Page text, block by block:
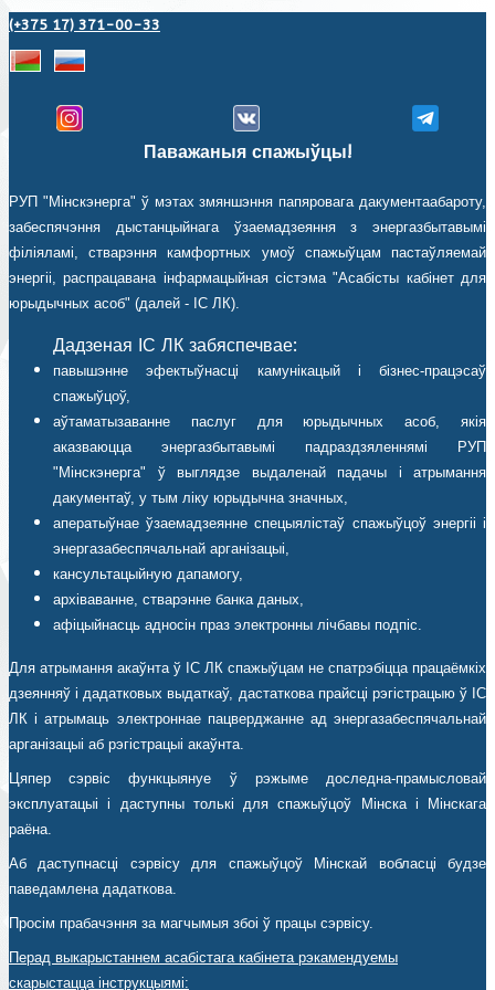
(+375 17) 371-00-33
Паважаныя спажыўцы!
РУП "Мінскэнерга" ў мэтах змяншэння папяровага дакументаабароту,
забеспячэння дыстанцыйнага ўзаемадзеяння з энергазбытавымі
філіяламі, стварэння камфортных умоў спажыўцам пастаўляемай
энергіі, распрацавана інфармацыйная сістэма "Асабісты кабінет для
юрыдычных асоб" (далей - ІС ЛК).
Дадзеная ІС ЛК забяспечвае:
павышэнне эфектыўнасці камунікацый і бізнес-працэсаў
спажыўцоў,
аўтаматызаванне паслуг для юрыдычных асоб, якія
аказваюцца энергазбытавымі падраздзяленнямі РУП
"Мінскэнерга" ў выглядзе выдаленай падачы і атрымання
дакументаў, у тым ліку юрыдычна значных,
аператыўнае ўзаемадзеянне спецыялістаў спажыўцоў энергіі і
энергазабеспячальнай арганізацыі,
кансультацыйную дапамогу,
архіваванне, стварэнне банка даных,
афіцыйнасць адносін праз электронны лічбавы подпіс.
Для атрымання акаўнта ў ІС ЛК спажыўцам не спатрэбіцца працаёмкіх
дзеянняў і дадатковых выдаткаў, дастаткова прайсці рэгістрацыю ў ІС
ЛК і атрымаць электроннае пацверджанне ад энергазабеспячальнай
арганізацыі аб рэгістрацыі акаўнта.
Цяпер сэрвіс функцыянуе ў рэжыме доследна-прамысловай
эксплуатацыі і даступны толькі для спажыўцоў Мінска і Мінскага
раёна.
Аб даступнасці сэрвісу для спажыўцоў Мінскай вобласці будзе
паведамлена дадаткова.
Просім прабачэння за магчымыя збоі ў працы сэрвісу.
Перад выкарыстаннем асабістага кабінета рэкамендуемы
скарыстацца інструкцыямі: